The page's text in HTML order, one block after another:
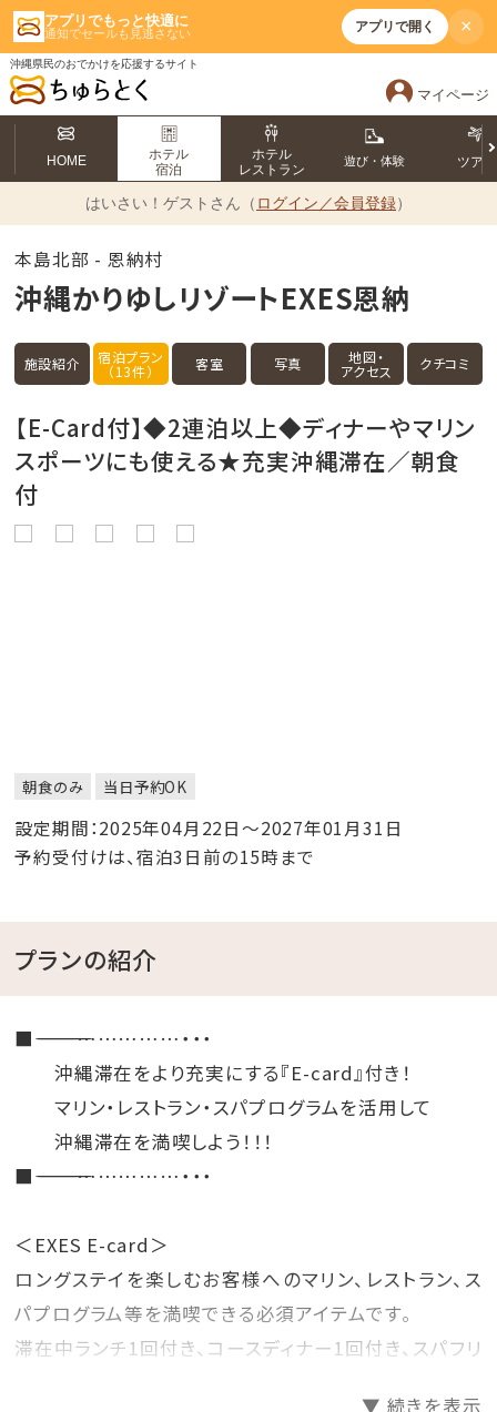
アプリでもっと快適に
通知でセールも見逃さない アプリで開く ×
沖縄県民のおでかけを応援するサイト
マイページ
HOME
ホテル
宿泊
ホテル
レストラン
遊び・体験 ツアー
はいさい！ ゲストさん（ ログイン／会員登録）
本島北部 - 恩納村
沖縄かりゆしリゾートEXES恩納
施設紹介 宿泊プラン
（13件） 客室 写真 地図・
アクセス クチコミ
【E-Card付】◆2連泊以上◆ディナーやマリン
スポーツにも使える★充実沖縄滞在／朝食
付
朝食のみ 当日予約OK
設定期間：2025年04月22日～2027年01月31日
予約受付けは、宿泊3日前の15時まで
プランの紹介
■―――――――――――――――――……………・・・
沖縄滞在をより充実にする『E-card』付き！
マリン・レストラン・スパプログラムを活用して
沖縄滞在を満喫しよう！！！
■―――――――――――――――――……………・・・
＜EXES E-card＞
ロングステイを楽しむお客様へのマリン、レストラン、ス
パプログラム等を満喫できる必須アイテムです。
滞在中ランチ1回付き、コースディナー1回付き、スパフリ
▼ 続きを表示